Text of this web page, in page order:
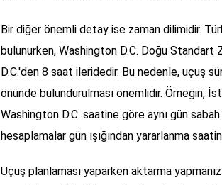
Bir diğer önemli detay ise zaman dilimidir.
bulunurken, Washington D.C. Doğu Standart
D.C.'den 8 saat ileridedir. Bu nedenle, uçuş
önünde bulundurulması önemlidir. Örneğin,
Washington D.C. saatine göre aynı gün
hesaplamalar gün ışığından yararlanma
Uçuş planlaması yaparken aktarma